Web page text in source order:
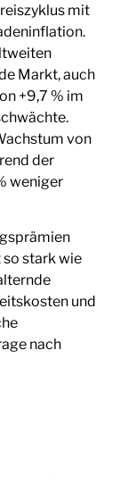
mit
Markt, auch
+9,7 % im
von
der
weniger
so stark wie
und
nach